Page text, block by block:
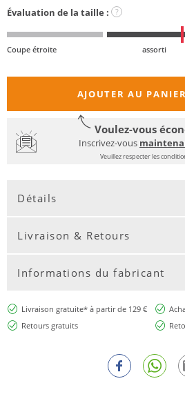
Évaluation de la taille : ?
Coupe étroite assorti
AJOUTER AU PANIER
Voulez-vous
Inscrivez-vous
Veuillez respecter les
Détails
Livraison & Retours
Informations du fabricant
Livraison gratuite* à partir de 129 €
Retours gratuits